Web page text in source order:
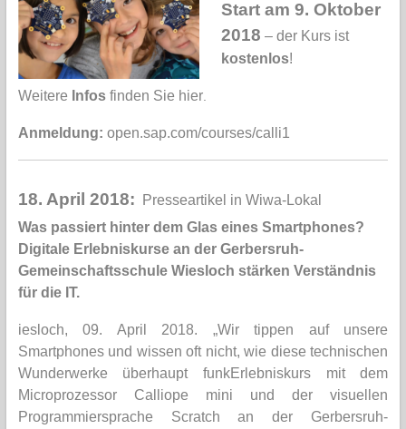
Start am 9. Oktober
2018 – der Kurs ist
kostenlos!
Weitere Infosfinden Sie hier.
Anmeldung: open.sap.com/courses/calli1
18. April 2018:
Presseartikel in Wiwa-Lokal
Was passiert hinter dem Glas eines Smartphones?
Digitale Erlebniskurse an der Gerbersruh-
Gemeinschaftsschule Wiesloch stärken Verständnis
für die IT.
iesloch, 09. April 2018. „Wir tippen auf unsere
Smartphones und wissen oft nicht, wie diese technischen
Wunderwerke überhaupt funkErlebniskurs mit dem
Microprozessor Calliope mini und der visuellen
Programmiersprache Scratch an der Gerbersruh-